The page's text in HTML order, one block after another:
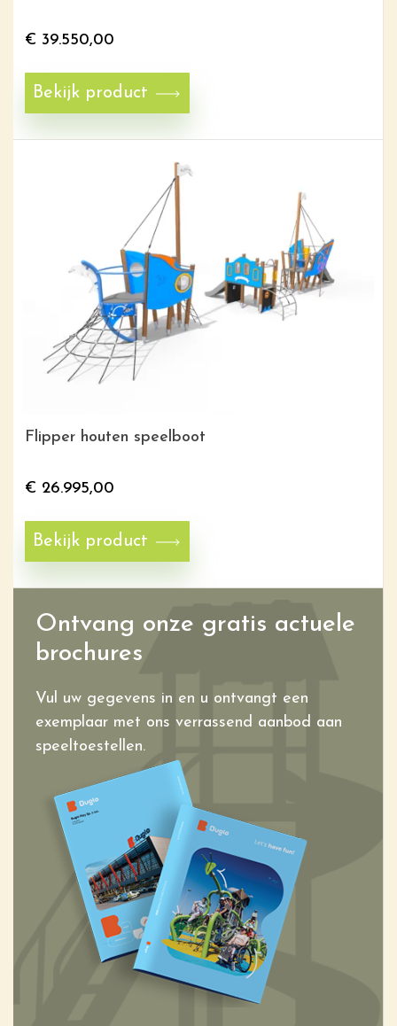
€ 39.550,00
Bekijk product
Flipper houten speelboot
€ 26.995,00
Bekijk product
Ontvang onze gratis actuele
brochures
Vul uw gegevens in en u ontvangt een
exemplaar met ons verrassend aanbod aan
speeltoestellen.